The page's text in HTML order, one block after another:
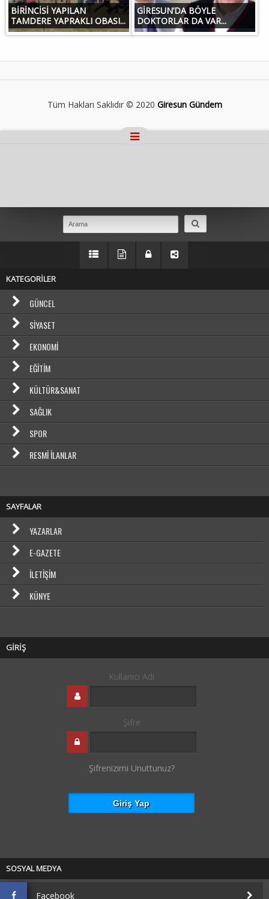
BİRİNCİSİ YAPILAN
TAMDERE YAPRAKLI OBASI...
GİRESUN’DA BÖYLE
DOKTORLAR DA VAR...
Tüm Hakları Saklıdır © 2020 Giresun Gündem
KATEGORİLER
GÜNCEL
SIYASET
EKONOMI
EĞITIM
KÜLTÜR&SANAT
SAĞLIK
SPOR
RESMI İLANLAR
SAYFALAR
YAZARLAR
E-GAZETE
İLETIŞIM
KÜNYE
GİRİŞ
Kullanıcı Adı
Şifre
Şifrenizimi Unuttunuz?
SOSYAL MEDYA
Facebook